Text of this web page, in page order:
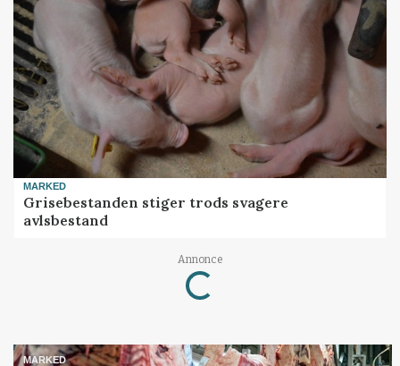
MARKED
Grisebestanden stiger trods svagere
avlsbestand
Annonce
Loading...
MARKED